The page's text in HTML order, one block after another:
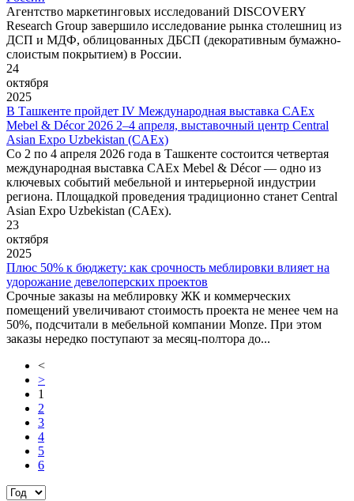
Агентство маркетинговых исследований DISCOVERY
Research Group завершило исследование рынка столешниц из
ДСП и МДФ, облицованных ДБСП (декоративным бумажно-
слоистым покрытием) в России.
24
октября
2025
В Ташкенте пройдет IV Международная выставка CAEx
Mebel & Décor 2026 2–4 апреля, выставочный центр Central
Asian Expo Uzbekistan (CAEx)
Со 2 по 4 апреля 2026 года в Ташкенте состоится четвертая
международная выставка CAEx Mebel & Décor — одно из
ключевых событий мебельной и интерьерной индустрии
региона. Площадкой проведения традиционно станет Central
Asian Expo Uzbekistan (CAEx).
23
октября
2025
Плюс 50% к бюджету: как срочность меблировки влияет на
удорожание девелоперских проектов
Срочные заказы на меблировку ЖК и коммерческих
помещений увеличивают стоимость проекта не менее чем на
50%, подсчитали в мебельной компании Monze. При этом
заказы нередко поступают за месяц-полтора до...
<
>
1
2
3
4
5
6